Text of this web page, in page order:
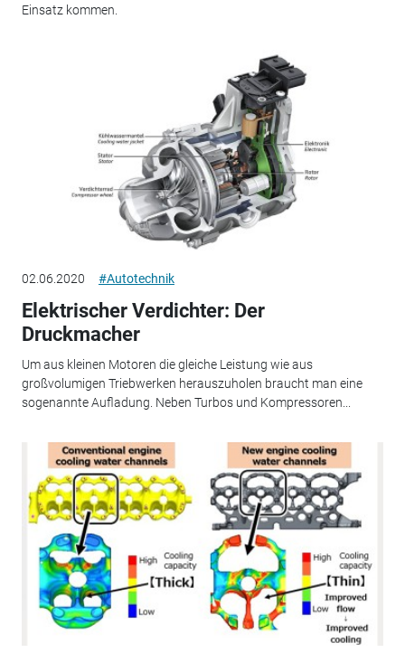
Einsatz kommen.
02.06.2020 #Autotechnik
Elektrischer Verdichter: Der
Druckmacher
Um aus kleinen Motoren die gleiche Leistung wie aus
großvolumigen Triebwerken herauszuholen braucht man eine
sogenannte Aufladung. Neben Turbos und Kompressoren...